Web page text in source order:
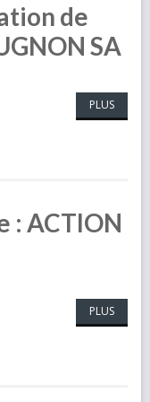
de
SA
PLUS
: ACTION
PLUS